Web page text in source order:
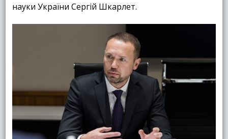
науки України Сергій Шкарлет.